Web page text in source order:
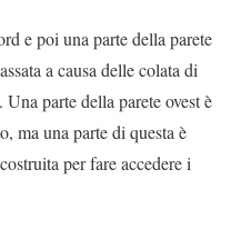
e poi una parte della parete
a causa delle colata di
parte della parete ovest è
ma una parte di questa è
per fare accedere i